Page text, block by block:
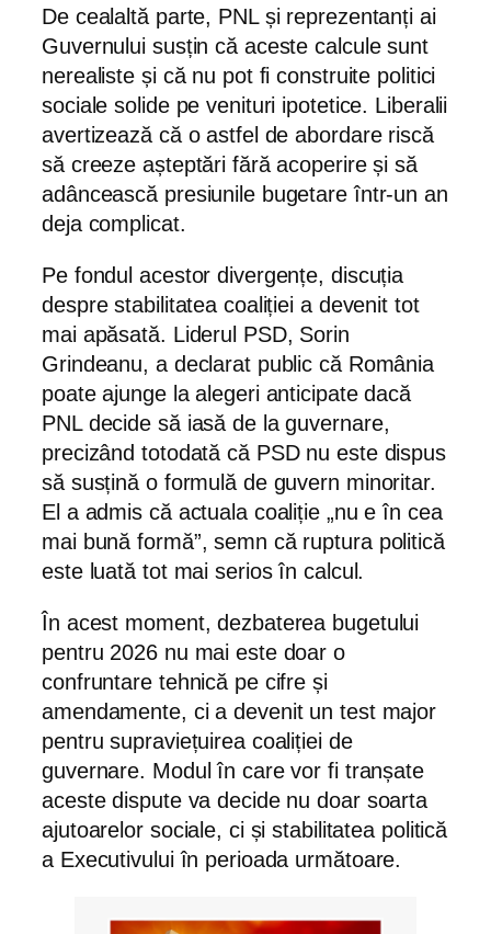
De cealaltă parte, PNL și reprezentanți ai
Guvernului susțin că aceste calcule sunt
nerealiste și că nu pot fi construite politici
sociale solide pe venituri ipotetice. Liberalii
avertizează că o astfel de abordare riscă
să creeze așteptări fără acoperire și să
adâncească presiunile bugetare într-un an
deja complicat.
Pe fondul acestor divergențe, discuția
despre stabilitatea coaliției a devenit tot
mai apăsată. Liderul PSD, Sorin
Grindeanu, a declarat public că România
poate ajunge la alegeri anticipate dacă
PNL decide să iasă de la guvernare,
precizând totodată că PSD nu este dispus
să susțină o formulă de guvern minoritar.
El a admis că actuala coaliție „nu e în cea
mai bună formă”, semn că ruptura politică
este luată tot mai serios în calcul.
În acest moment, dezbaterea bugetului
pentru 2026 nu mai este doar o
confruntare tehnică pe cifre și
amendamente, ci a devenit un test major
pentru supraviețuirea coaliției de
guvernare. Modul în care vor fi tranșate
aceste dispute va decide nu doar soarta
ajutoarelor sociale, ci și stabilitatea politică
a Executivului în perioada următoare.